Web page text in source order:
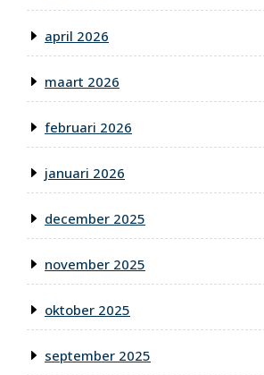
april 2026
maart 2026
februari 2026
januari 2026
december 2025
november 2025
oktober 2025
september 2025